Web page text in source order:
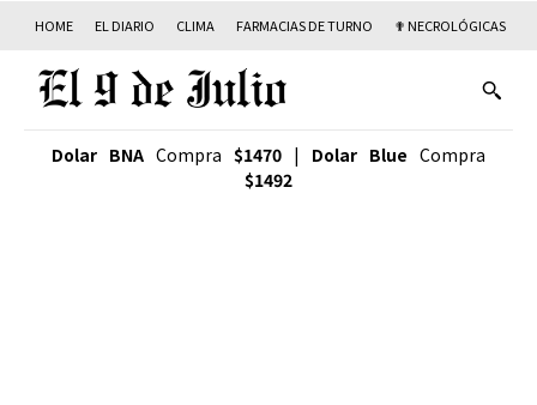
HOME EL DIARIO CLIMA FARMACIAS DE TURNO ✟ NECROLÓGICAS
Dolar BNA Compra $1470 | Dolar Blue Compra
$1492